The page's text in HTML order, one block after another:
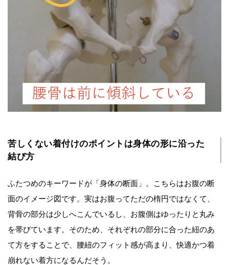
苦しくない着付けのポイントは身体の形に沿った
結び方
ふたつめのキーワードが「身体の断面」。こちらはお腹の断
面のイメージ図です。実はお腹ってただの楕円ではなくて、
背骨の部分は少しへこんでいるし、お腹側はゆったりと丸み
を帯びています。そのため、それぞれの部分に合った紐のあ
て方をすることで、腰紐のフィット感が高まり、快適かつ着
崩れない着方になるんだそう。